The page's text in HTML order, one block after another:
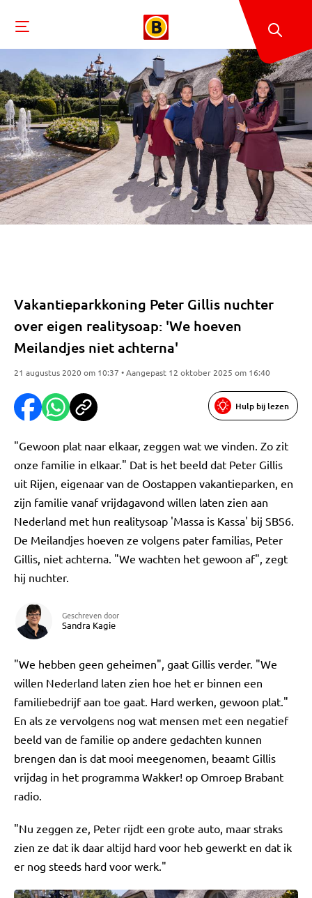
Vakantieparkkoning Peter Gillis nuchter
over eigen realitysoap: 'We hoeven
Meilandjes niet achterna'
21 augustus 2020 om 10:37 • Aangepast 12 oktober 2025 om 16:40
Hulp bij lezen
"Gewoon plat naar elkaar, zeggen wat we vinden. Zo zit
onze familie in elkaar." Dat is het beeld dat Peter Gillis
uit Rijen, eigenaar van de Oostappen vakantieparken, en
zijn familie vanaf vrijdagavond willen laten zien aan
Nederland met hun realitysoap 'Massa is Kassa' bij SBS6.
De Meilandjes hoeven ze volgens pater familias, Peter
Gillis, niet achterna. "We wachten het gewoon af", zegt
hij nuchter.
Geschreven door
Sandra Kagie
"We hebben geen geheimen", gaat Gillis verder. "We
willen Nederland laten zien hoe het er binnen een
familiebedrijf aan toe gaat. Hard werken, gewoon plat."
En als ze vervolgens nog wat mensen met een negatief
beeld van de familie op andere gedachten kunnen
brengen dan is dat mooi meegenomen, beaamt Gillis
vrijdag in het programma Wakker! op Omroep Brabant
radio.
"Nu zeggen ze, Peter rijdt een grote auto, maar straks
zien ze dat ik daar altijd hard voor heb gewerkt en dat ik
er nog steeds hard voor werk."